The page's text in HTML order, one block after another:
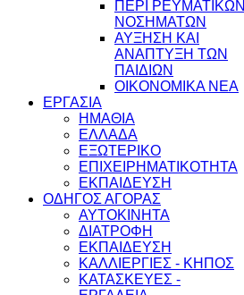
ΠΕΡΙ ΡΕΥΜΑΤΙΚΩΝ
ΝΟΣΗΜΑΤΩΝ
ΑΥΞΗΣΗ ΚΑΙ
ΑΝΑΠΤΥΞΗ ΤΩΝ
ΠΑΙΔΙΩΝ
ΟΙΚΟΝΟΜΙΚΑ ΝΕΑ
ΕΡΓΑΣΙΑ
ΗΜΑΘΙΑ
ΕΛΛΑΔΑ
ΕΞΩΤΕΡΙΚΟ
ΕΠΙΧΕΙΡΗΜΑΤΙΚΟΤΗΤΑ
ΕΚΠΑΙΔΕΥΣΗ
ΟΔΗΓΟΣ ΑΓΟΡΑΣ
ΑΥΤΟΚΙΝΗΤΑ
ΔΙΑΤΡΟΦΗ
ΕΚΠΑΙΔΕΥΣΗ
ΚΑΛΛΙΕΡΓΙΕΣ - ΚΗΠΟΣ
ΚΑΤΑΣΚΕΥΕΣ -